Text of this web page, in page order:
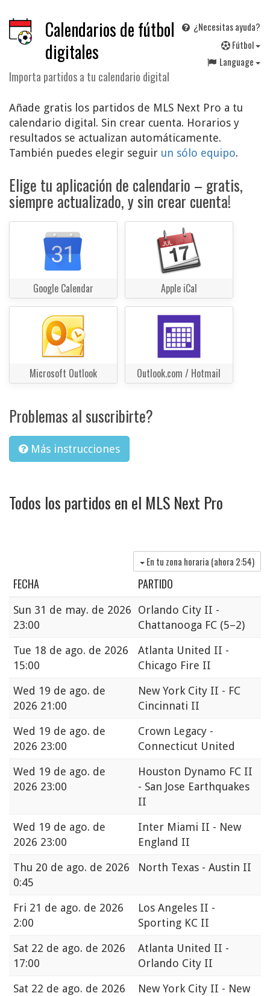
Calendarios de fútbol
digitales
Importa partidos a tu calendario digital
¿Necesitas ayuda?
Fútbol
Language
Añade gratis los partidos de MLS Next Pro a tu
calendario digital. Sin crear cuenta. Horarios y
resultados se actualizan automáticamente.
También puedes elegir seguir un sólo equipo.
Elige tu aplicación de calendario – gratis,
siempre actualizado, y sin crear cuenta!
Google Calendar Apple iCal
Microsoft Outlook Outlook.com / Hotmail
Problemas al suscribirte?
Más instrucciones
Todos los partidos en el MLS Next Pro
En tu zona horaria (ahora 2:54)
FECHA PARTIDO
Sun 31 de may. de 2026
23:00
Orlando City II -
Chattanooga FC (5–2)
Tue 18 de ago. de 2026
15:00
Atlanta United II -
Chicago Fire II
Wed 19 de ago. de
2026 21:00
New York City II - FC
Cincinnati II
Wed 19 de ago. de
2026 23:00
Crown Legacy -
Connecticut United
Wed 19 de ago. de
2026 23:00
Houston Dynamo FC II
- San Jose Earthquakes
II
Wed 19 de ago. de
2026 23:00
Inter Miami II - New
England II
Thu 20 de ago. de 2026
0:45
North Texas - Austin II
Fri 21 de ago. de 2026
2:00
Los Angeles II -
Sporting KC II
Sat 22 de ago. de 2026
17:00
Atlanta United II -
Orlando City II
Sat 22 de ago. de 2026
New York City II - New